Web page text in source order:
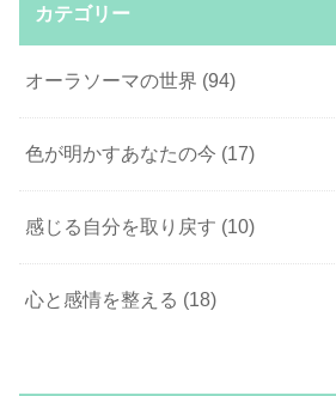
カテゴリー
オーラソーマの世界 (94)
色が明かすあなたの今 (17)
感じる自分を取り戻す (10)
心と感情を整える (18)